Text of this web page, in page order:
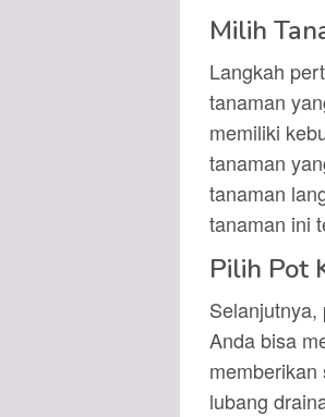
Milih
Langkah
tanaman
memiliki
tanaman
tanaman
tanaman ini
Pilih Pot
Anda bisa
lubang